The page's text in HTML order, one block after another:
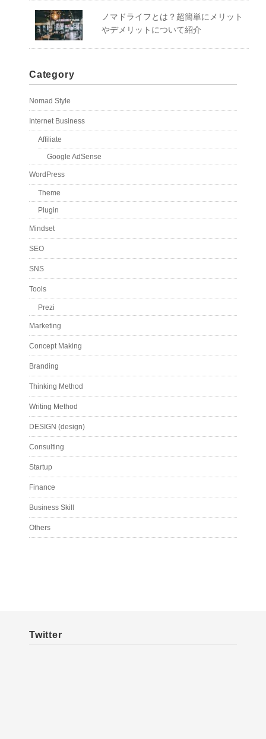
ノマドライフとは？超簡単にメリット
やデメリットについて紹介
Category
Nomad Style
Internet Business
Affiliate
Google AdSense
WordPress
Theme
Plugin
Mindset
SEO
SNS
Tools
Prezi
Marketing
Concept Making
Branding
Thinking Method
Writing Method
DESIGN (design)
Consulting
Startup
Finance
Business Skill
Others
Twitter